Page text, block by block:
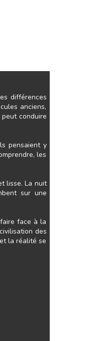
différences
anciens,
conduire
pensaient y
les
lisse. La nuit
sur une
face à la
des
la réalité se